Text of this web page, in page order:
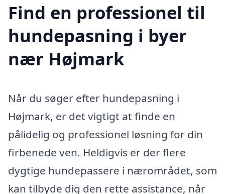
Find en professionel til
hundepasning i byer
nær Højmark
Når du søger efter hundepasning i
Højmark, er det vigtigt at finde en
pålidelig og professionel løsning for din
firbenede ven. Heldigvis er der flere
dygtige hundepassere i nærområdet, som
kan tilbyde dig den rette assistance, når